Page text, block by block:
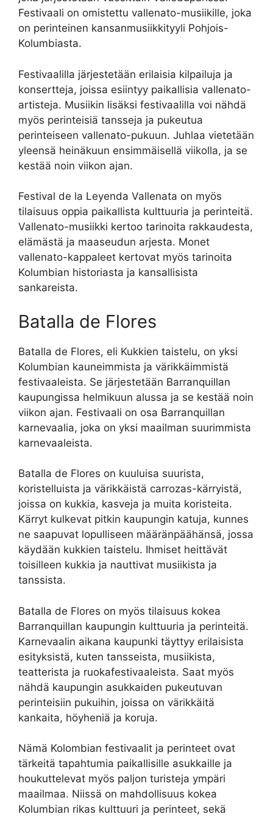
Festivaali on omistettu vallenato-musiikille, joka
on perinteinen kansanmusiikkityyli Pohjois-
Kolumbiasta.
Festivaalilla järjestetään erilaisia kilpailuja ja
konsertteja, joissa esiintyy paikallisia vallenato-
artisteja. Musiikin lisäksi festivaalilla voi nähdä
myös perinteisiä tansseja ja pukeutua
perinteiseen vallenato-pukuun. Juhlaa vietetään
yleensä heinäkuun ensimmäisellä viikolla, ja se
kestää noin viikon ajan.
Festival de la Leyenda Vallenata on myös
tilaisuus oppia paikallista kulttuuria ja perinteitä.
Vallenato-musiikki kertoo tarinoita rakkaudesta,
elämästä ja maaseudun arjesta. Monet
vallenato-kappaleet kertovat myös tarinoita
Kolumbian historiasta ja kansallisista
sankareista.
Batalla de Flores
Batalla de Flores, eli Kukkien taistelu, on yksi
Kolumbian kauneimmista ja värikkäimmistä
festivaaleista. Se järjestetään Barranquillan
kaupungissa helmikuun alussa ja se kestää noin
viikon ajan. Festivaali on osa Barranquillan
karnevaalia, joka on yksi maailman suurimmista
karnevaaleista.
Batalla de Flores on kuuluisa suurista,
koristelluista ja värikkäistä carrozas-kärryistä,
joissa on kukkia, kasveja ja muita koristeita.
Kärryt kulkevat pitkin kaupungin katuja, kunnes
ne saapuvat lopulliseen määränpäähänsä, jossa
käydään kukkien taistelu. Ihmiset heittävät
toisilleen kukkia ja nauttivat musiikista ja
tanssista.
Batalla de Flores on myös tilaisuus kokea
Barranquillan kaupungin kulttuuria ja perinteitä.
Karnevaalin aikana kaupunki täyttyy erilaisista
esityksistä, kuten tansseista, musiikista,
teatterista ja ruokafestivaaleista. Saat myös
nähdä kaupungin asukkaiden pukeutuvan
perinteisiin pukuihin, joissa on värikkäitä
kankaita, höyheniä ja koruja.
Nämä Kolombian festivaalit ja perinteet ovat
tärkeitä tapahtumia paikallisille asukkaille ja
houkuttelevat myös paljon turisteja ympäri
maailmaa. Niissä on mahdollisuus kokea
Kolumbian rikas kulttuuri ja perinteet, sekä